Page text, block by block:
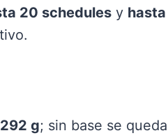
20 schedules y
292 g; sin base se